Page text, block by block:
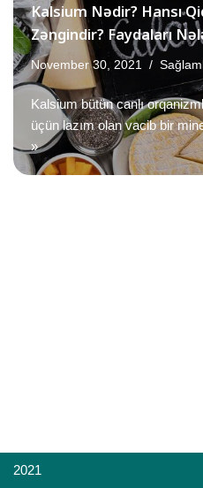
Kalsium Nədir? Hansı
Zəngindir? Faydaları
November 30, 2021
Kalsium bütün canlı
üçün lazım olan vacib bir
»
2021